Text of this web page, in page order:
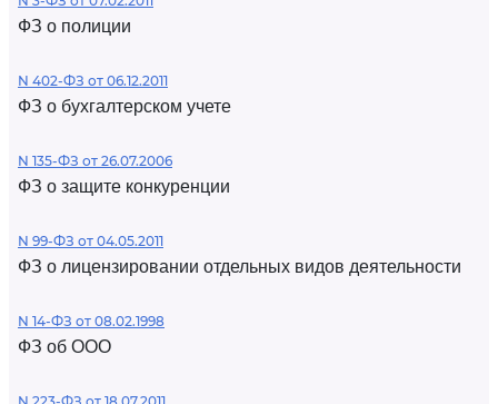
ФЗ о полиции
N 402-ФЗ от 06.12.2011
ФЗ о бухгалтерском учете
N 135-ФЗ от 26.07.2006
ФЗ о защите конкуренции
N 99-ФЗ от 04.05.2011
ФЗ о лицензировании отдельных видов деятельности
N 14-ФЗ от 08.02.1998
ФЗ об ООО